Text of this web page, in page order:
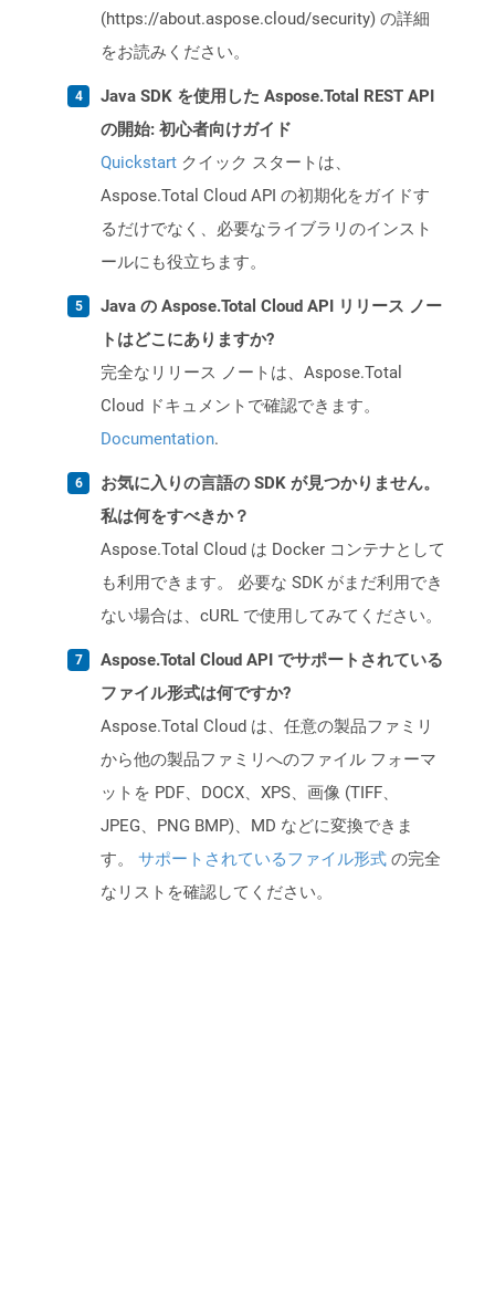
(https://about.aspose.cloud/security) の詳細
をお読みください。
Java SDK を使用した Aspose.Total REST API
の開始: 初心者向けガイド
Quickstart クイック スタートは、
Aspose.Total Cloud API の初期化をガイドす
るだけでなく、必要なライブラリのインスト
ールにも役立ちます。
Java の Aspose.Total Cloud API リリース ノー
トはどこにありますか?
完全なリリース ノートは、Aspose.Total
Cloud ドキュメントで確認できます。
Documentation.
お気に入りの言語の SDK が見つかりません。
私は何をすべきか？
Aspose.Total Cloud は Docker コンテナとして
も利用できます。 必要な SDK がまだ利用でき
ない場合は、cURL で使用してみてください。
Aspose.Total Cloud API でサポートされている
ファイル形式は何ですか?
Aspose.Total Cloud は、任意の製品ファミリ
から他の製品ファミリへのファイル フォーマ
ットを PDF、DOCX、XPS、画像 (TIFF、
JPEG、PNG BMP)、MD などに変換できま
す。 サポートされているファイル形式 の完全
なリストを確認してください。